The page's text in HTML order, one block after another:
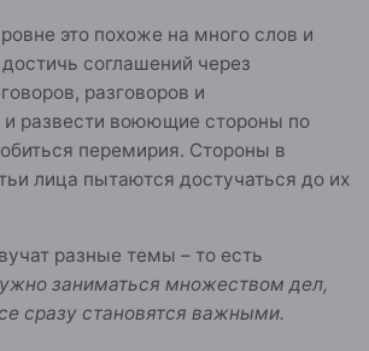
это похоже на много слов и
соглашений через
разговоров и
и развести воюющие стороны по
перемирия. Стороны в
лица пытаются достучаться до их
разные темы – то есть
заниматься множеством дел,
сразу становятся важными.